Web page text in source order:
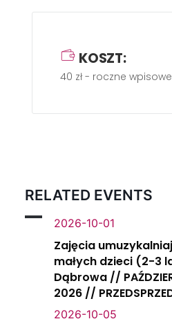
KOSZT:
40 zł - roczne wpisowe
RELATED EVENTS
2026-10-01
Zajęcia
małych dzieci (2-3
Dąbrowa //
2026 //
2026-10-05